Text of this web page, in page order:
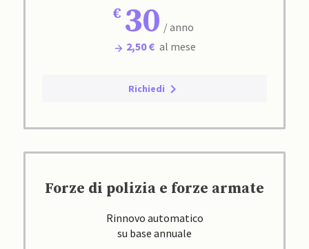
30 / anno
2,50 € al mese
Richiedi
Forze di polizia e forze armate
Rinnovo automatico
su base annuale